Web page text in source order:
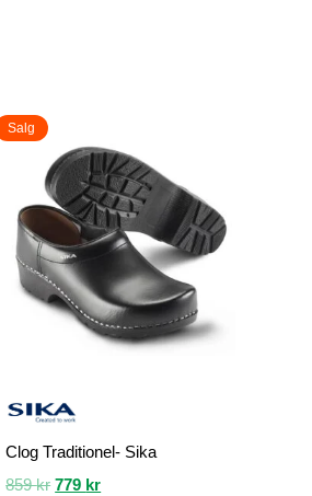
Salg
Clog Traditionel- Sika
859kr Opprinnelig
779 krNåværende